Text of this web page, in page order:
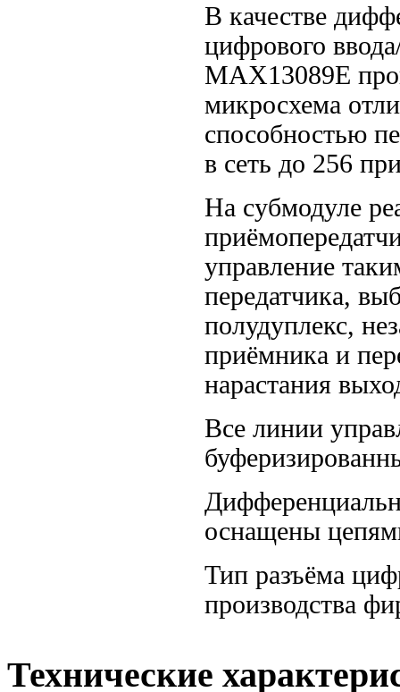
В качестве
цифрового
MAX13089E
микросхема
способностью
в сеть до 256
На субмодуле
управление
передатчика,
полудуплекс,
приёмника и
нарастания
Все линии
оснащены
Тип разъёма
производства
Технические